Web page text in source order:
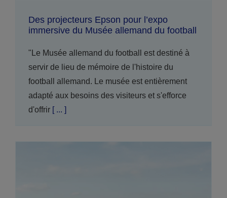
Des projecteurs Epson pour l’expo
immersive du Musée allemand du football
"Le Musée allemand du football est destiné à
servir de lieu de mémoire de l'histoire du
football allemand. Le musée est entièrement
adapté aux besoins des visiteurs et s'efforce
d'offrir[ ... ]